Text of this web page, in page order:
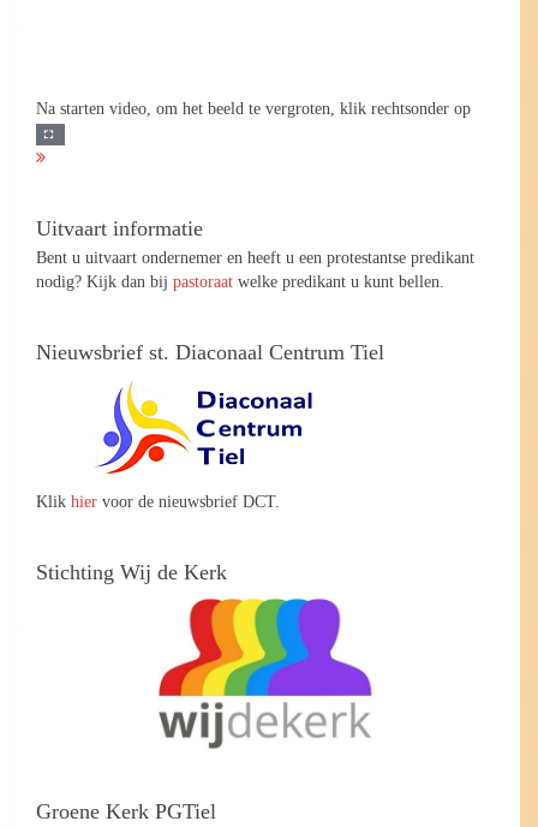
Na starten video, om het beeld te vergroten, klik rechtsonder op
Uitvaart informatie
Bent u uitvaart ondernemer en heeft u een protestantse predikant
nodig? Kijk dan bij pastoraat welke predikant u kunt bellen.
Nieuwsbrief st. Diaconaal Centrum Tiel
Klik hier voor de nieuwsbrief DCT.
Stichting Wij de Kerk
Groene Kerk PGTiel